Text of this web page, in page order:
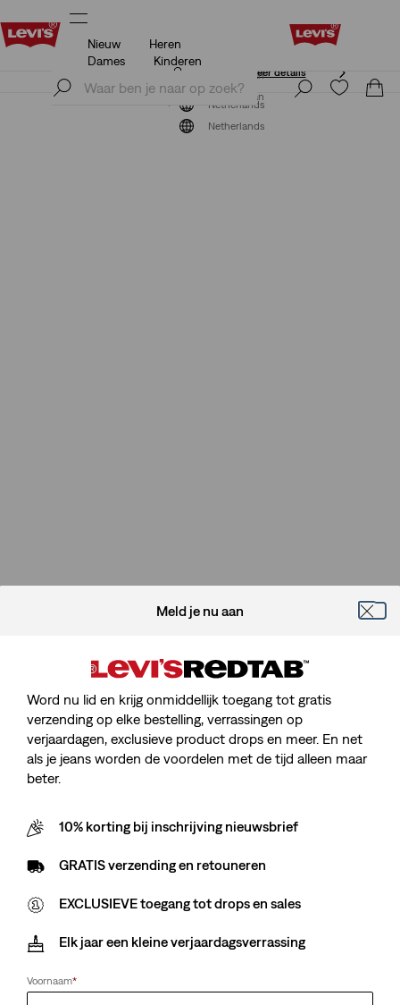
Update verzend- en retourbeleid
Meld je nu aan
Netherlands
Nieuw
Heren
Dames
Kinderen
Update verzend- en retourbeleid
Meer details
Meld je nu aan
Netherlands
Sorry, We Kunnen De Pagina Die
Sorry voor het ongemak. Probeer het later nog eens.
Meld je nu aan
Word nu lid en krijg onmiddellijk toegang tot gratis
verzending op elke bestelling, verrassingen op
verjaardagen, exclusieve product drops en meer. En net
als je jeans worden de voordelen met de tijd alleen maar
beter.
10% korting bij inschrijving nieuwsbrief
GRATIS verzending en retouneren
EXCLUSIEVE toegang tot drops en sales
Elk jaar een kleine verjaardagsverrassing
Voornaam*